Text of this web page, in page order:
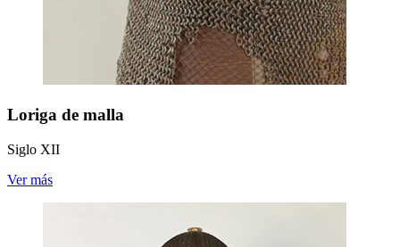
Loriga de malla
Siglo XII
Ver más